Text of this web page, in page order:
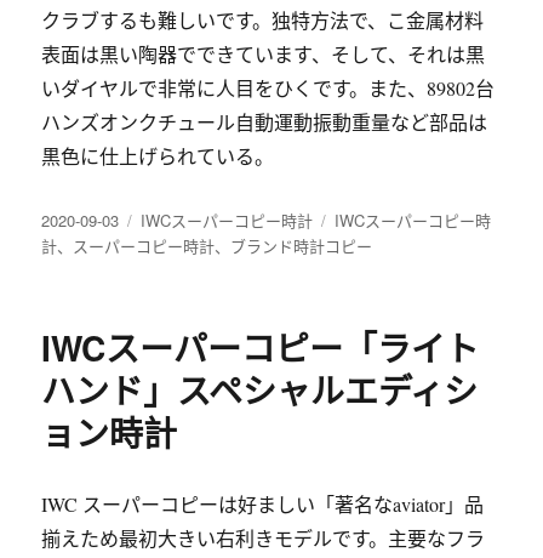
クラブするも難しいです。独特方法で、こ金属材料
表面は黒い陶器でできています、そして、それは黒
いダイヤルで非常に人目をひくです。また、89802台
ハンズオンクチュール自動運動振動重量など部品は
黒色に仕上げられている。
发
布
2020-09-03
分
类
IWCスーパーコピー時計
标
签
IWCスーパーコピー時
計、 スーパーコピー時計、 ブランド時計コピー
IWCスーパーコピー「ライト
ハンド」スペシャルエディシ
ョン時計
IWC スーパーコピーは好ましい「著名なaviator」品
揃えため最初大きい右利きモデルです。主要なフラ